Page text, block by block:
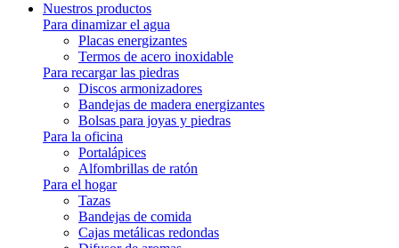
Claro
Aum - Om 1
Cubo de Metatrón 1
La flor de la vida 1
Nudo de bruja
Pentagrama - Pentáculo
Sello de los 7 Arcángeles
Semilla de la Vida
Tetragrammaton 1
Triquetra 1
Nuestros productos
Para dinamizar el agua
Placas energizantes
Termos de acero inoxidable
Para recargar las piedras
Discos armonizadores
Bandejas de madera energizantes
Bolsas para joyas y piedras
Para la oficina
Portalápices
Alfombrillas de ratón
Para el hogar
Tazas
Bandejas de comida
Cajas metálicas redondas